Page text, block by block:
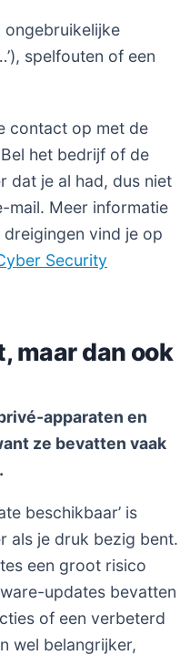
ongebruikelijke
spelfouten of een
contact op met de
het bedrijf of de
dat je al had, dus niet
mail. Meer informatie
vind je op
Security
maar dan ook
apparaten en
ze bevatten vaak
beschikbaar’ is
als je druk bezig bent.
een groot risico
updates bevatten
of een verbeterd
wel belangrijker,